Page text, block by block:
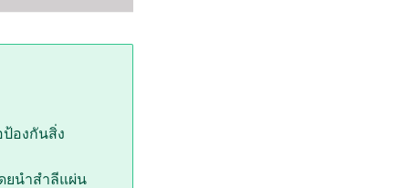
ป้องกันสิ่ง
ยนำสำลีแผ่น